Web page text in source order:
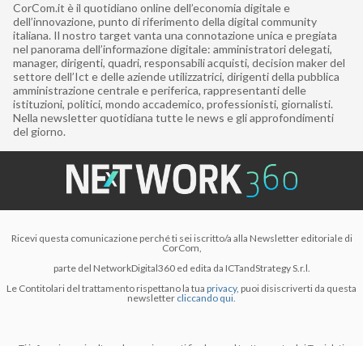
CorCom.it è il quotidiano online dell’economia digitale e
dell’innovazione, punto di riferimento della digital community
italiana. Il nostro target vanta una connotazione unica e pregiata
nel panorama dell’informazione digitale: amministratori delegati,
manager, dirigenti, quadri, responsabili acquisti, decision maker del
settore dell’Ict e delle aziende utilizzatrici, dirigenti della pubblica
amministrazione centrale e periferica, rappresentanti delle
istituzioni, politici, mondo accademico, professionisti, giornalisti.
Nella newsletter quotidiana tutte le news e gli approfondimenti
del giorno.
Ricevi questa comunicazione perché ti sei iscritto/a alla Newsletter editoriale di
CorCom,
parte del NetworkDigital360 ed edita da ICTandStrategy S.r.l.
Le Contitolari del trattamento rispettano la tua privacy, puoi disiscriverti da questa
newsletter cliccando qui.